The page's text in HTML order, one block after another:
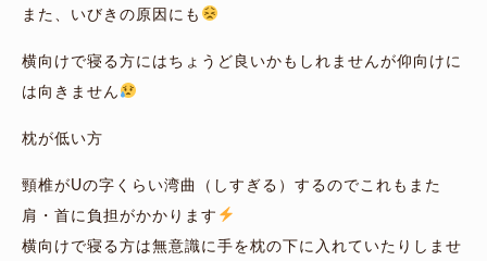
また、いびきの原因にも
横向けで寝る方にはちょうど良いかもしれませんが仰向けに
は向きません
枕が低い方
頸椎がUの字くらい湾曲（しすぎる）するのでこれもまた
肩・首に負担がかかります
横向けで寝る方は無意識に手を枕の下に入れていたりしませ